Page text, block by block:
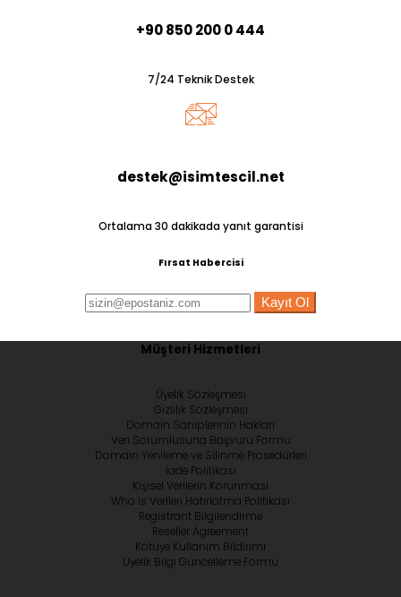
+90 850 200 0 444
7/24 Teknik Destek
destek@isimtescil.net
Ortalama 30 dakikada yanıt garantisi
Fırsat Habercisi
Kayıt Ol
Müşteri Hizmetleri
Üyelik Sözleşmesi
Gizlilik Sözleşmesi
Domain Sahiplerinin Hakları
Veri Sorumlusuna Başvuru Formu
Domain Yenileme ve Silinme Prosedürleri
İade Politikası
Kişisel Verilerin Korunması
Who is Verileri Hatırlatma Politikası
Registrant Bilgilendirme
Reseller Agreement
Kötüye Kullanım Bildirimi
Üyelik Bilgi Güncelleme Formu